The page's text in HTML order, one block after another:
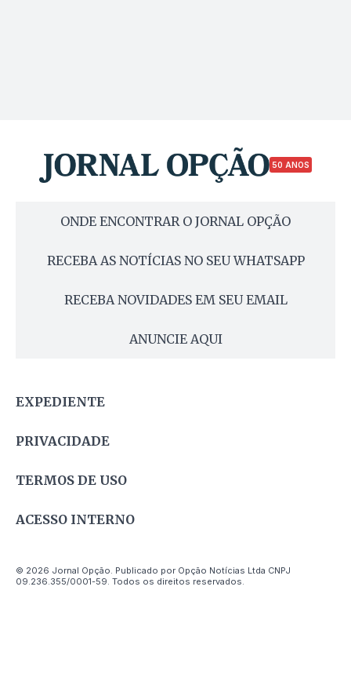
50 ANOS
ONDE ENCONTRAR O JORNAL OPÇÃO
RECEBA AS NOTÍCIAS NO SEU WHATSAPP
RECEBA NOVIDADES EM SEU EMAIL
ANUNCIE AQUI
EXPEDIENTE
PRIVACIDADE
TERMOS DE USO
ACESSO INTERNO
© 2026 Jornal Opção. Publicado por Opção Notícias Ltda CNPJ
09.236.355/0001-59. Todos os direitos reservados.